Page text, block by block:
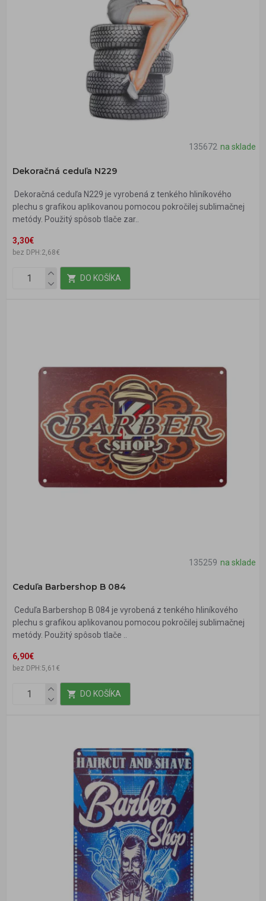
135672 na sklade
Dekoračná ceduľa N229
Dekoračná ceduľa N229 je vyrobená z tenkého hliníkového
plechu s grafikou aplikovanou pomocou pokročilej sublimačnej
metódy. Použitý spôsob tlače zar..
3,30€
bez DPH:2,68€
DO KOŠÍKA
135259 na sklade
Ceduľa Barbershop B 084
Ceduľa Barbershop B 084 je vyrobená z tenkého hliníkového
plechu s grafikou aplikovanou pomocou pokročilej sublimačnej
metódy. Použitý spôsob tlače ..
6,90€
bez DPH:5,61€
DO KOŠÍKA